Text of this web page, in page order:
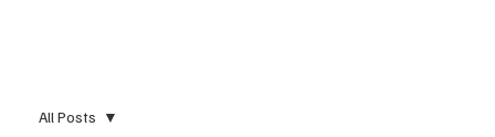
All Posts